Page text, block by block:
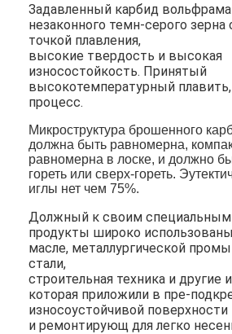
Домой
Продукты
Задавленный карбид
незаконного темн-серого
точкой плавления,
высокие твердость и высокая
износостойкость. Принятый
высокотемпературный
процесс.
Микроструктура брошенного
должна быть равномерна,
равномерна в лоске, и должно
гореть или сверх-гореть.
иглы нет чем 75%.
Должный к своим
продукты широко
масле, металлургической
стали,
строительная техника и другие
которая приложили в пре-
износоустойчивой поверхности
и ремонтирующ для легко